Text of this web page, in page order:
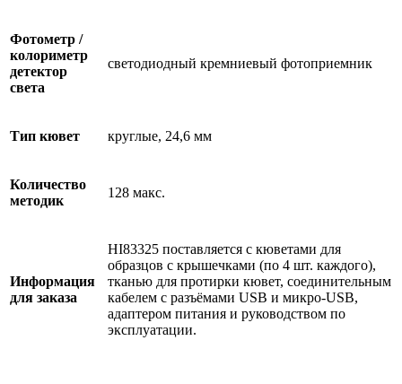
Фотометр /
колориметр
детектор
света
светодиодный кремниевый фотоприемник
Тип кювет круглые, 24,6 мм
Количество
методик
128 макс.
Информация
для заказа
HI83325 поставляется с кюветами для
образцов с крышечками (по 4 шт. каждого),
тканью для протирки кювет, соединительным
кабелем с разъёмами USB и микро-USB,
адаптером питания и руководством по
эксплуатации.